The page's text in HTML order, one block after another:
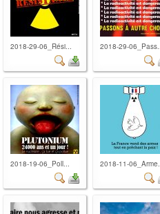
2018-29-06_Rési... 2018-29-06_Pass...
2018-19-06_Poll... 2018-11-06_Arme...